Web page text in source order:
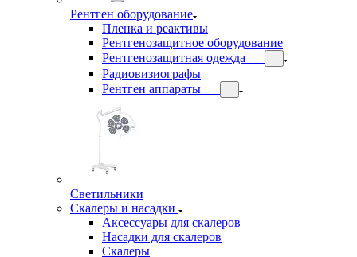
Рентген оборудование
Пленка и реактивы
Рентгенозащитное оборудование
Рентгенозащитная одежда
Радиовизиографы
Рентген аппараты
Светильники
Скалеры и насадки
Аксессуары для скалеров
Насадки для скалеров
Скалеры